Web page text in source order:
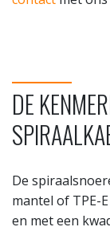
DE
De
mantel of TPE-
en met een